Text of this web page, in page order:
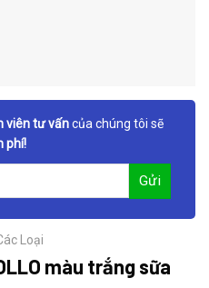
viên tư vấncủa chúng tôi sẽ
phí!
Loại
màu trắng sữa